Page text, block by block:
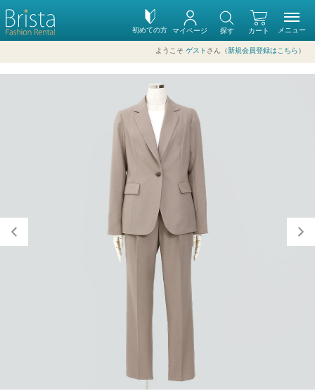
初めての方 カート
マイページ 探す
ようこそ ゲスト さん（新規会員登録はこちら ）
メニュー